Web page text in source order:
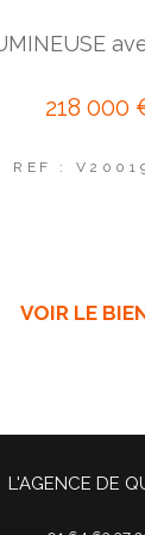
218 000
REF :
VOIR LE
L'AGENCE DE